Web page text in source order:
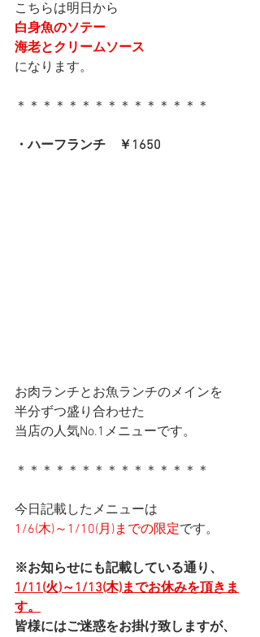
こちらは明日から
白身魚のソテー
海老とクリームソース
になります。
＊＊＊＊＊＊＊＊＊＊＊＊＊＊＊
・ハーフランチ　￥1650
お肉ランチとお魚ランチのメインを
半分ずつ盛り合わせた
当店の人気No.1メニューです。
＊＊＊＊＊＊＊＊＊＊＊＊＊＊＊
今日記載したメニューは
1/6(木)～1/10(月)までの限定です。
※お知らせにも記載している通り、
1/11(火)～1/13(木)までお休みを頂きま
す。
皆様にはご迷惑をお掛け致しますが、